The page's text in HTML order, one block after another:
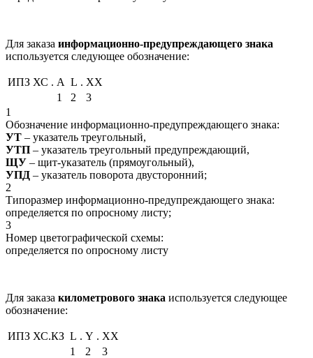
Для заказа информационно-предупреждающего знака
используется следующее обозначение:
ИПЗ ХС . A L . XX
1
2
3
1
Обозначение информационно-предупреждающего знака:
УТ – указатель треугольный,
УТП – указатель треугольный предупреждающий,
ЩУ – щит-указатель (прямоугольный),
УПД – указатель поворота двусторонний;
2
Типоразмер информационно-предупреждающего знака:
определяется по опросному листу;
3
Номер цветографической схемы:
определяется по опросному листу
Для заказа километрового знака используется следующее
обозначение:
ИПЗ ХС.КЗ L . Y . XX
1
2
3